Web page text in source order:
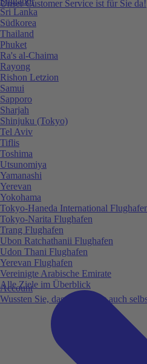
Unser Customer Service ist für Sie da!
Account
Wussten Sie, dass Sie vieles auch
Sri Lanka
Südkorea
Thailand
Phuket
Ra's al-Chaima
Rayong
Rishon Letzion
Samui
Sapporo
Sharjah
Shinjuku (Tokyo)
Tel Aviv
Tiflis
Toshima
Utsunomiya
Yamanashi
Yerevan
Yokohama
Tokyo-Haneda International
Tokyo-Narita Flughafen
Trang Flughafen
Ubon Ratchathanii Flughafen
Udon Thani Flughafen
Yerevan Flughafen
Vereinigte Arabische Emirate
Alle Ziele im Überblick